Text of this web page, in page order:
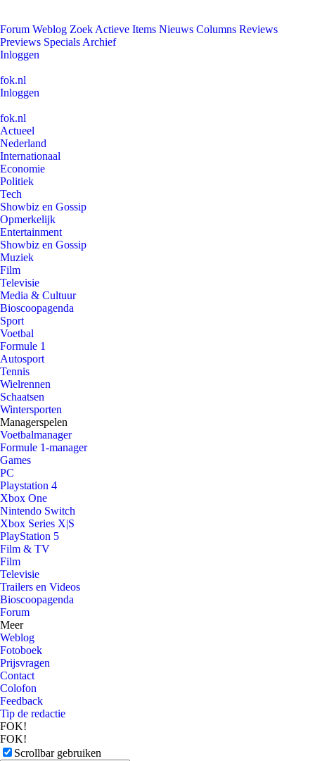
Forum Weblog Zoek Actieve Items Nieuws Columns Reviews
Previews Specials Archief
Inloggen
fok.nl
Inloggen
fok.nl
Actueel
Nederland
Internationaal
Economie
Politiek
Tech
Showbiz en Gossip
Opmerkelijk
Entertainment
Showbiz en Gossip
Muziek
Film
Televisie
Media & Cultuur
Bioscoopagenda
Sport
Voetbal
Formule 1
Autosport
Tennis
Wielrennen
Schaatsen
Wintersporten
Managerspelen
Voetbalmanager
Formule 1-manager
Games
PC
Playstation 4
Xbox One
Nintendo Switch
Xbox Series X|S
PlayStation 5
Film & TV
Film
Televisie
Trailers en Videos
Bioscoopagenda
Forum
Meer
Weblog
Fotoboek
Prijsvragen
Contact
Colofon
Feedback
Tip de redactie
FOK!
FOK!
Scrollbar gebruiken